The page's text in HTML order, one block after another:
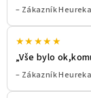
– Zákazník Heureka
★★★★★
„Vše bylo
– Zákazník Heureka